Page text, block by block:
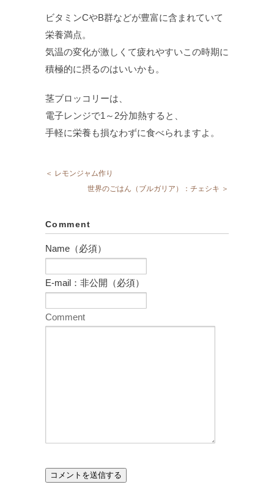
ビタミンCやB群などが豊富に含まれていて
栄養満点。
気温の変化が激しくて疲れやすいこの時期に
積極的に摂るのはいいかも。
茎ブロッコリーは、
電子レンジで1～2分加熱すると、
手軽に栄養も損なわずに食べられますよ。
＜ レモンジャム作り
世界のごはん（ブルガリア）：チェシキ ＞
Comment
Name（必須）
E-mail：非公開（必須）
Comment